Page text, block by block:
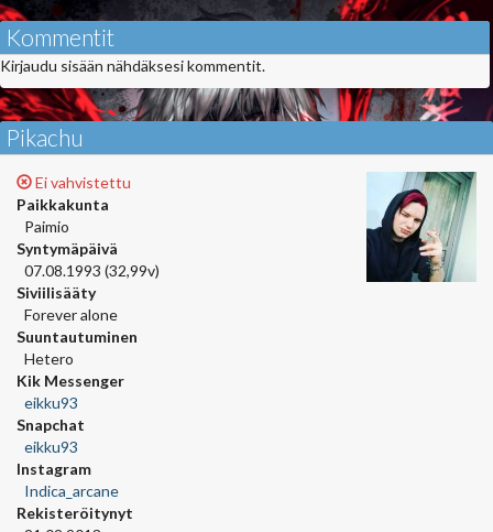
Kommentit
Kirjaudu sisään nähdäksesi kommentit.
Pikachu
Ei vahvistettu
Paikkakunta
Paimio
Syntymäpäivä
07.08.1993 (32,99v)
Siviilisääty
Forever alone
Suuntautuminen
Hetero
Kik Messenger
eikku93
Snapchat
eikku93
Instagram
Indica_arcane
Rekisteröitynyt